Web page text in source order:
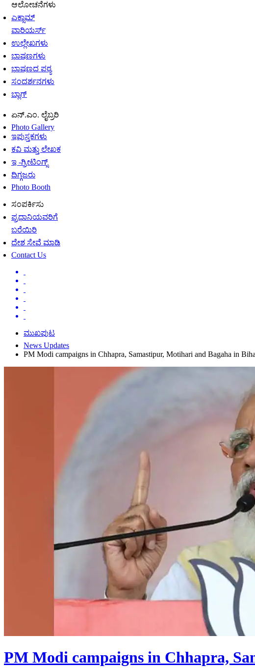
ಆಲೋಚನೆಗಳು
ಎಕ್ಸಾಮ್
ವಾರಿಯರ್ಸ್
ಉಲ್ಲೇಖಗಳು
ಭಾಷಣಗಳು
ಭಾಷಣದ ಪಠ್ಯ
ಸಂದರ್ಶನಗಳು
ಬ್ಲಾಗ್
ಏನ್.ಎಂ. ಲೈಬ್ರರಿ
Photo Gallery
ಇಪುಸ್ತಕಗಳು
ಕವಿ ಮತ್ತು ಲೇಖಕ
ಇ -ಗ್ರೀಟಿಂಗ್ಸ್
ದಿಗ್ಗಜರು
Photo Booth
ಸಂಪರ್ಕಿಸು
ಪ್ರಧಾನಿಯವರಿಗೆ
ಬರೆಯಿರಿ
ದೇಶ ಸೇವೆ ಮಾಡಿ
Contact Us
ಮುಖಪುಟ
News Updates
PM Modi campaigns in Chhapra, Samastipur, Motihari and Bagaha in
PM Modi campaigns in Chhapra,